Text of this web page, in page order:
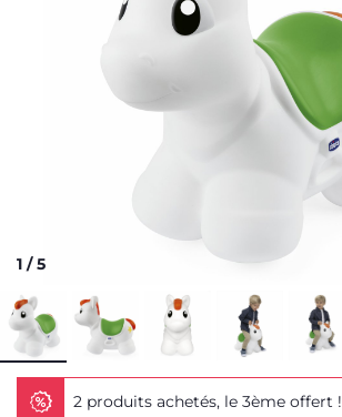
1 /5
2 produits achetés, le 3ème offert !